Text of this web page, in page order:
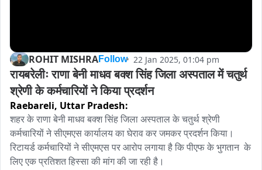
ROHIT MISHRAFollow 22 Jan 2025, 01:04 pm
रायबरेलीः राणा बेनी माधव बक्श सिंह जिला अस्पताल में चतुर्थ
श्रेणी के कर्मचारियों ने किया प्रदर्शन
Raebareli, Uttar Pradesh:
शहर के राणा बेनी माधव बक्श सिंह जिला अस्पताल के चतुर्थ श्रेणी
कर्मचारियों ने सीएमएस कार्यालय का घेराव कर जमकर प्रदर्शन किया।
रिटायर्ड कर्मचारियों ने सीएमएस पर आरोप लगाया है कि पीएफ के भुगतान  के
लिए एक प्रतिशत हिस्सा की मांग की जा रही है।